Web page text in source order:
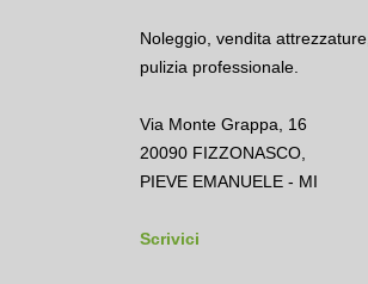
Noleggio vendita attrezzature
pulizia professionale.
Via Monte Grappa, 16
20090 FIZZONASCO,
PIEVE EMANUELE - MI
Scrivici